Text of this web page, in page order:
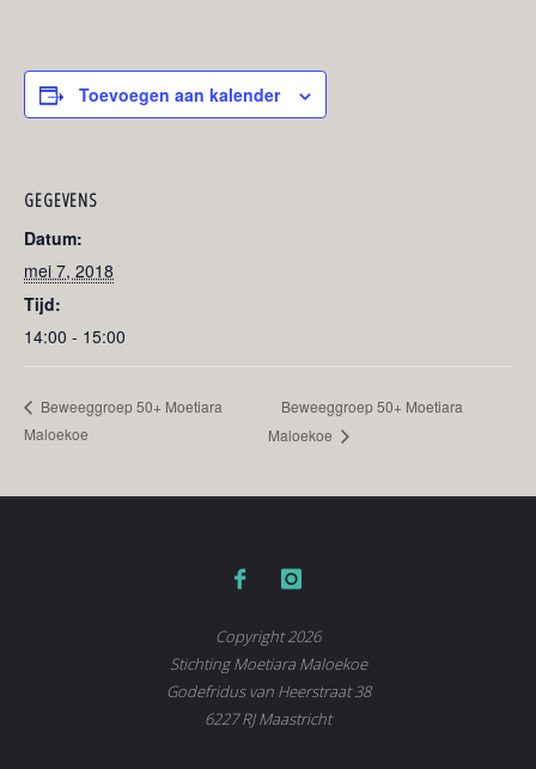
Toevoegen aan kalender
GEGEVENS
Datum:
mei 7, 2018
Tijd:
14:00 - 15:00
Beweeggroep 50+ Moetiara
Maloekoe
Beweeggroep 50+ Moetiara
Maloekoe
Copyright 2026
Stichting Moetiara Maloekoe
Godefridus van Heerstraat 38
6227 RJ Maastricht